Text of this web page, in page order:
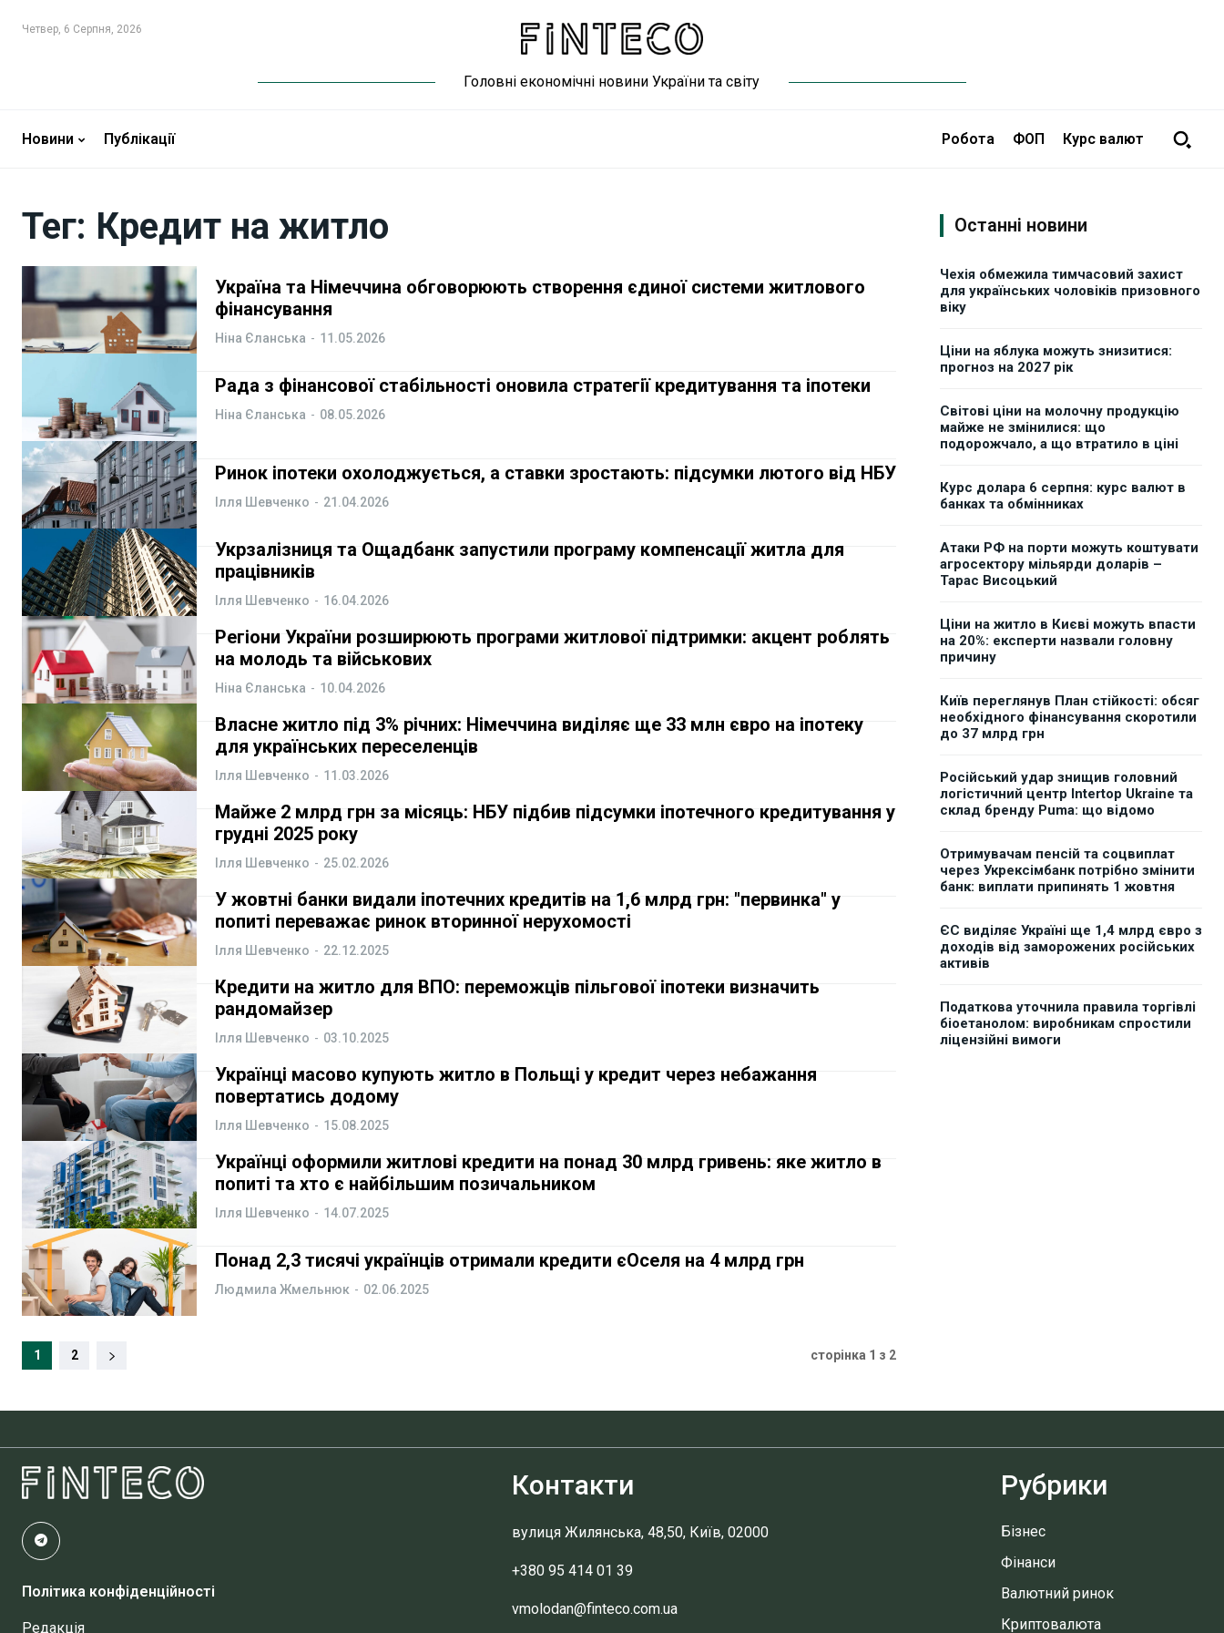
Бізнес
Валютний ринок
Криптовалюта
Робота і освіта
ФОП
Курс валют
Ми в соц. мережах
Бізнес
Валютний ринок
Криптовалюта
Робота і освіта
ФОП
Курс валют
Ми в соц. мережах
Четвер, 6 Серпня, 2026
Головні економічні новини України та світу
Новини Публікації Робота ФОП Курс валют
Тег: Кредит на житло
Україна та Німеччина обговорюють створення єдиної системи житлового
фінансування
Ніна Єланська - 11.05.2026
Рада з фінансової стабільності оновила стратегії кредитування та іпотеки
Ніна Єланська - 08.05.2026
Ринок іпотеки охолоджується, а ставки зростають: підсумки лютого від НБУ
Ілля Шевченко - 21.04.2026
Укрзалізниця та Ощадбанк запустили програму компенсації житла для
працівників
Ілля Шевченко - 16.04.2026
Регіони України розширюють програми житлової підтримки: акцент роблять
на молодь та військових
Ніна Єланська - 10.04.2026
Власне житло під 3% річних: Німеччина виділяє ще 33 млн євро на іпотеку
для українських переселенців
Ілля Шевченко - 11.03.2026
Майже 2 млрд грн за місяць: НБУ підбив підсумки іпотечного кредитування у
грудні 2025 року
Ілля Шевченко - 25.02.2026
У жовтні банки видали іпотечних кредитів на 1,6 млрд грн: "первинка" у
попиті переважає ринок вторинної нерухомості
Ілля Шевченко - 22.12.2025
Кредити на житло для ВПО: переможців пільгової іпотеки визначить
рандомайзер
Ілля Шевченко - 03.10.2025
Українці масово купують житло в Польщі у кредит через небажання
повертатись додому
Ілля Шевченко - 15.08.2025
Українці оформили житлові кредити на понад 30 млрд гривень: яке житло в
попиті та хто є найбільшим позичальником
Ілля Шевченко - 14.07.2025
Понад 2,3 тисячі українців отримали кредити єОселя на 4 млрд грн
Людмила Жмельнюк - 02.06.2025
1 2 сторінка 1 з 2
Останні новини
Чехія обмежила тимчасовий захист
для українських чоловіків призовного
віку
Ціни на яблука можуть знизитися:
прогноз на 2027 рік
Світові ціни на молочну продукцію
майже не змінилися: що
подорожчало, а що втратило в ціні
Курс долара 6 серпня: курс валют в
банках та обмінниках
Атаки РФ на порти можуть коштувати
агросектору мільярди доларів –
Тарас Висоцький
Ціни на житло в Києві можуть впасти
на 20%: експерти назвали головну
причину
Київ переглянув План стійкості: обсяг
необхідного фінансування скоротили
до 37 млрд грн
Російський удар знищив головний
логістичний центр Intertop Ukraine та
склад бренду Puma: що відомо
Отримувачам пенсій та соцвиплат
через Укрексімбанк потрібно змінити
банк: виплати припинять 1 жовтня
ЄС виділяє Україні ще 1,4 млрд євро з
доходів від заморожених російських
активів
Податкова уточнила правила торгівлі
біоетанолом: виробникам спростили
ліцензійні вимоги
Політика конфіденційності
Редакція
Контакти
вулиця Жилянська, 48,50, Київ, 02000
+380 95 414 01 39
vmolodan@finteco.com.ua
Рубрики
Бізнес
Фінанси
Валютний ринок
Криптовалюта